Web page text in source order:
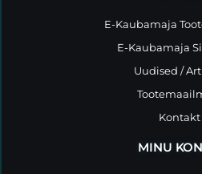
E-Kaubamaja
E-Kaubamaja
Uudised /
Kontakt
MINU